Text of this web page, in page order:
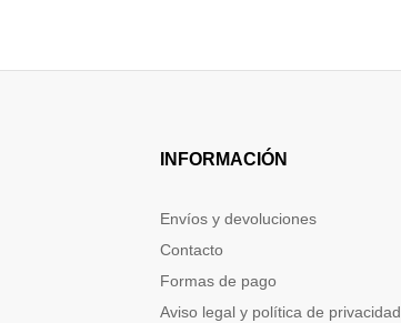
INFORMACIÓN
Envíos y devoluciones
Contacto
Formas de pago
Aviso legal y política de privacidad